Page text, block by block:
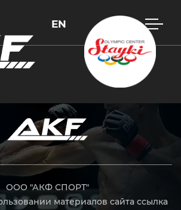
EN
ООО "АКФ СПОРТ"
материалов сайта ссылка
поиска или Esc, чтобы закрыть